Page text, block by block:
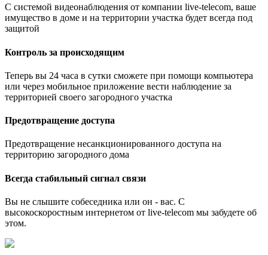
С системой видеонаблюдения от компании live-telecom, ваше
имущество в доме и на территории участка будет всегда под
защитой
Контроль за происходящим
Теперь вы 24 часа в сутки сможете при помощи компьютера
или через мобильное приложение вести наблюдение за
территорией своего загородного участка
Предотвращение доступа
Предотвращение несанкционированного доступа на
территорию загородного дома
Всегда стабильный сигнал связи
Вы не слышите собеседника или он - вас. С
высокоскоростным интернетом от live-telecom мы забудете об
этом.